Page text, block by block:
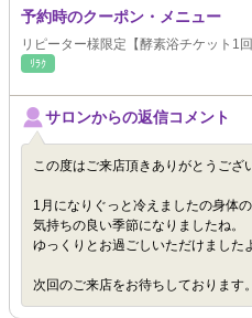
予約時のクーポン・メニュー
リピーター様限定【酵素浴チケット1回
ﾘﾗｸ
サロンからの返信コメント
この度はご来店頂きありがとうござ
1月になりぐっと冷えましたの身体
気持ちの良い季節になりましたね。
ゆっくりとお過ごしいただけました
次回のご来店をお待ちしております。